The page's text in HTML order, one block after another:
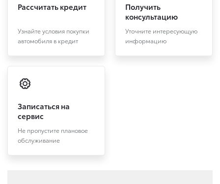
Рассчитать кредит
Узнайте условия покупки
автомобиля в кредит
Получить
консультацию
Уточните интересующую
информацию
Записаться на
сервис
Не пропустите плановое
обслуживание